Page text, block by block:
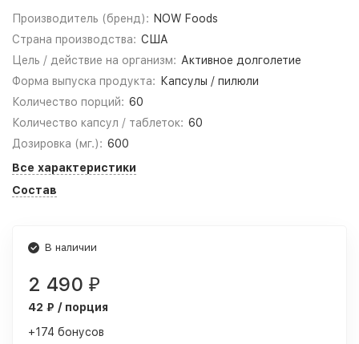
Производитель (бренд): NOW Foods
Страна производства: США
Цель / действие на организм: Активное долголетие
Форма выпуска продукта:
Капсулы / пилюли
Количество порций: 60
Количество капсул / таблеток: 60
Дозировка (мг.): 600
Все характеристики
Состав
В наличии
2 490 ₽
42 ₽ / порция
+174 бонусов